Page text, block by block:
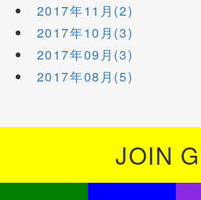
2017年11月(2)
2017年10月(3)
2017年09月(3)
2017年08月(5)
JOIN